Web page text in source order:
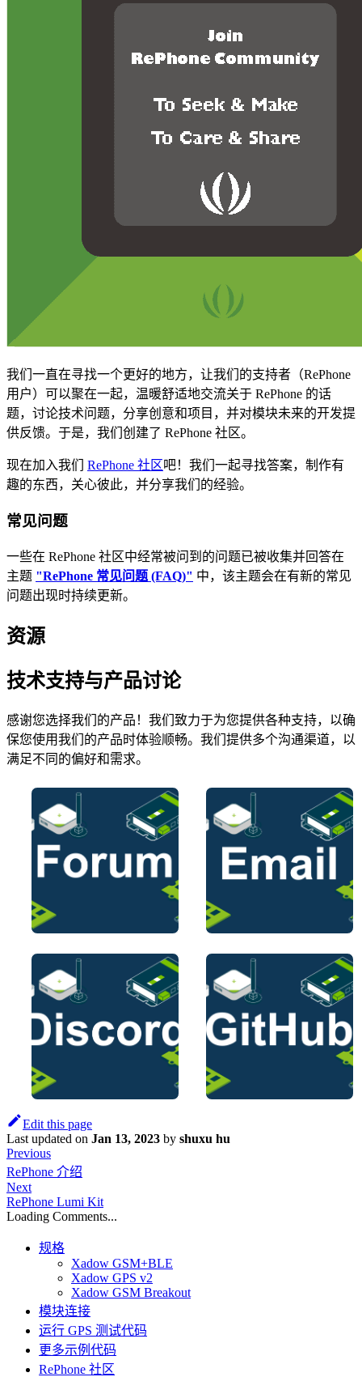
我们一直在寻找一个更好的地方，让我们的支持者（RePhone
用户）可以聚在一起，温暖舒适地交流关于 RePhone 的话
题，讨论技术问题，分享创意和项目，并对模块未来的开发提
供反馈。于是，我们创建了 RePhone 社区。
现在加入我们 RePhone 社区吧！我们一起寻找答案，制作有
趣的东西，关心彼此，并分享我们的经验。
常见问题
一些在 RePhone 社区中经常被问到的问题已被收集并回答在
主题 "RePhone 常见问题 (FAQ)" 中，该主题会在有新的常见
问题出现时持续更新。
资源
技术支持与产品讨论
感谢您选择我们的产品！我们致力于为您提供各种支持，以确
保您使用我们的产品时体验顺畅。我们提供多个沟通渠道，以
满足不同的偏好和需求。
Edit this page
Last updated on Jan 13, 2023 by shuxu hu
Previous
RePhone 介绍
Next
RePhone Lumi Kit
Loading Comments...
规格
Xadow GSM+BLE
Xadow GPS v2
Xadow GSM Breakout
模块连接
运行 GPS 测试代码
更多示例代码
RePhone 社区